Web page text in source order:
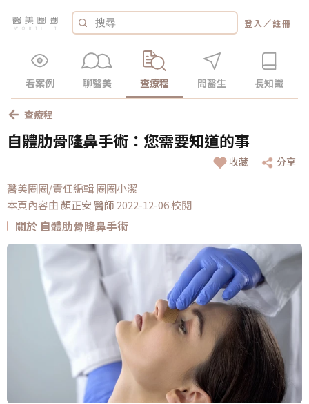
登入 ／註冊
看案例 聊醫美 查療程 問醫生 長知識
查療程
自體肋骨隆鼻手術：您需要知道的事
收藏 分享
醫美圈圈/責任編輯 圈圈小潔
本頁內容由 顏正安醫師 2022-12-06 校閱
關於 自體肋骨隆鼻手術